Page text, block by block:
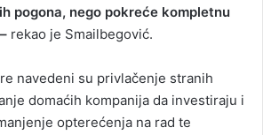
pogona, nego pokreće kompletnu
rekao je Smailbegović.
navedeni su privlačenje stranih
domaćih kompanija da investiraju i
opterećenja na rad te